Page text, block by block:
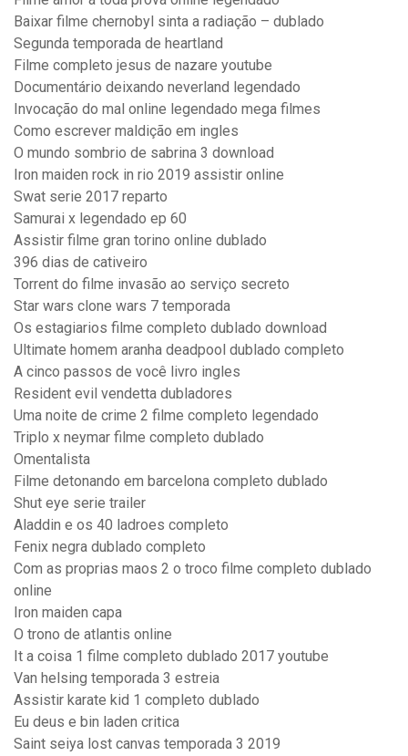
Baixar filme chernobyl sinta a radiação – dublado
Segunda temporada de heartland
Filme completo jesus de nazare youtube
Documentário deixando neverland legendado
Invocação do mal online legendado mega filmes
Como escrever maldição em ingles
O mundo sombrio de sabrina 3 download
Iron maiden rock in rio 2019 assistir online
Swat serie 2017 reparto
Samurai x legendado ep 60
Assistir filme gran torino online dublado
396 dias de cativeiro
Torrent do filme invasão ao serviço secreto
Star wars clone wars 7 temporada
Os estagiarios filme completo dublado download
Ultimate homem aranha deadpool dublado completo
A cinco passos de você livro ingles
Resident evil vendetta dubladores
Uma noite de crime 2 filme completo legendado
Triplo x neymar filme completo dublado
Omentalista
Filme detonando em barcelona completo dublado
Shut eye serie trailer
Aladdin e os 40 ladroes completo
Fenix negra dublado completo
Com as proprias maos 2 o troco filme completo dublado
online
Iron maiden capa
O trono de atlantis online
It a coisa 1 filme completo dublado 2017 youtube
Van helsing temporada 3 estreia
Assistir karate kid 1 completo dublado
Eu deus e bin laden critica
Saint seiya lost canvas temporada 3 2019